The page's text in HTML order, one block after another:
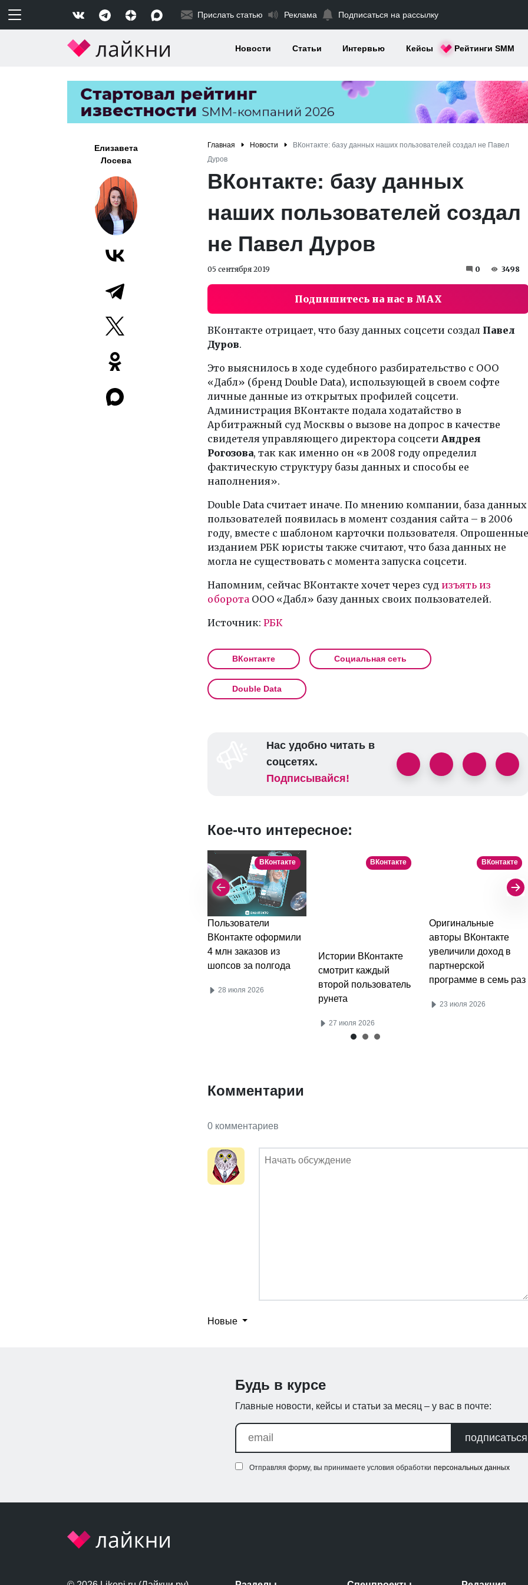
Прислать статью Реклама Подписаться на рассылку
Новости Статьи Интервью Кейсы Рейтинги SMM
Елизавета
Лосева
Главная Новости
ВКонтакте: базу данных наших пользователей создал не Павел
Дуров
ВКонтакте: базу данных
наших пользователей создал
не Павел Дуров
05 сентября 2019 0 3498
Подпишитесь на нас в MAX
ВКонтакте отрицает, что базу данных соцсети создал Павел
Дуров.
Это выяснилось в ходе судебного разбирательство с ООО
«Дабл» (бренд Double Data), использующей в своем софте
личные данные из открытых профилей соцсети.
Администрация ВКонтакте подала ходатайство в
Арбитражный суд Москвы о вызове на допрос в качестве
свидетеля управляющего директора соцсети Андрея
Рогозова, так как именно он «в 2008 году определил
фактическую структуру базы данных и способы ее
наполнения».
Double Data считает иначе. По мнению компании, база данных
пользователей появилась в момент создания сайта – в 2006
году, вместе с шаблоном карточки пользователя. Опрошенные
изданием РБК юристы также считают, что база данных не
могла не существовать с момента запуска соцсети.
Напомним, сейчас ВКонтакте хочет через суд изъять из
оборота ООО «Дабл» базу данных своих пользователей.
Источник: РБК
ВКонтакте Социальная сеть
Double Data
Нас удобно читать в
соцсетях.
Подписывайся!
Кое-что интересное:
ВКонтакте
Пользователи
ВКонтакте оформили
4 млн заказов из
шопсов за полгода
28 июля 2026
ВКонтакте
Истории ВКонтакте
смотрит каждый
второй пользователь
рунета
27 июля 2026
ВКонтакте
Оригинальные
авторы ВКонтакте
увеличили доход в
партнерской
программе в семь раз
23 июля 2026
Комментарии
0 комментариев
Новые
Будь в курсе
Главные новости, кейсы и статьи за месяц – у вас в почте:
подписаться
Отправляя форму, вы принимаете условия обработки персональных данных